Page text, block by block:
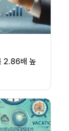
2.86배 높